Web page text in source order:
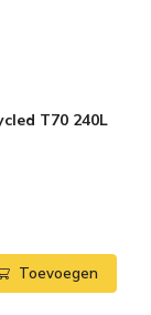
T70 240L
Toevoegen